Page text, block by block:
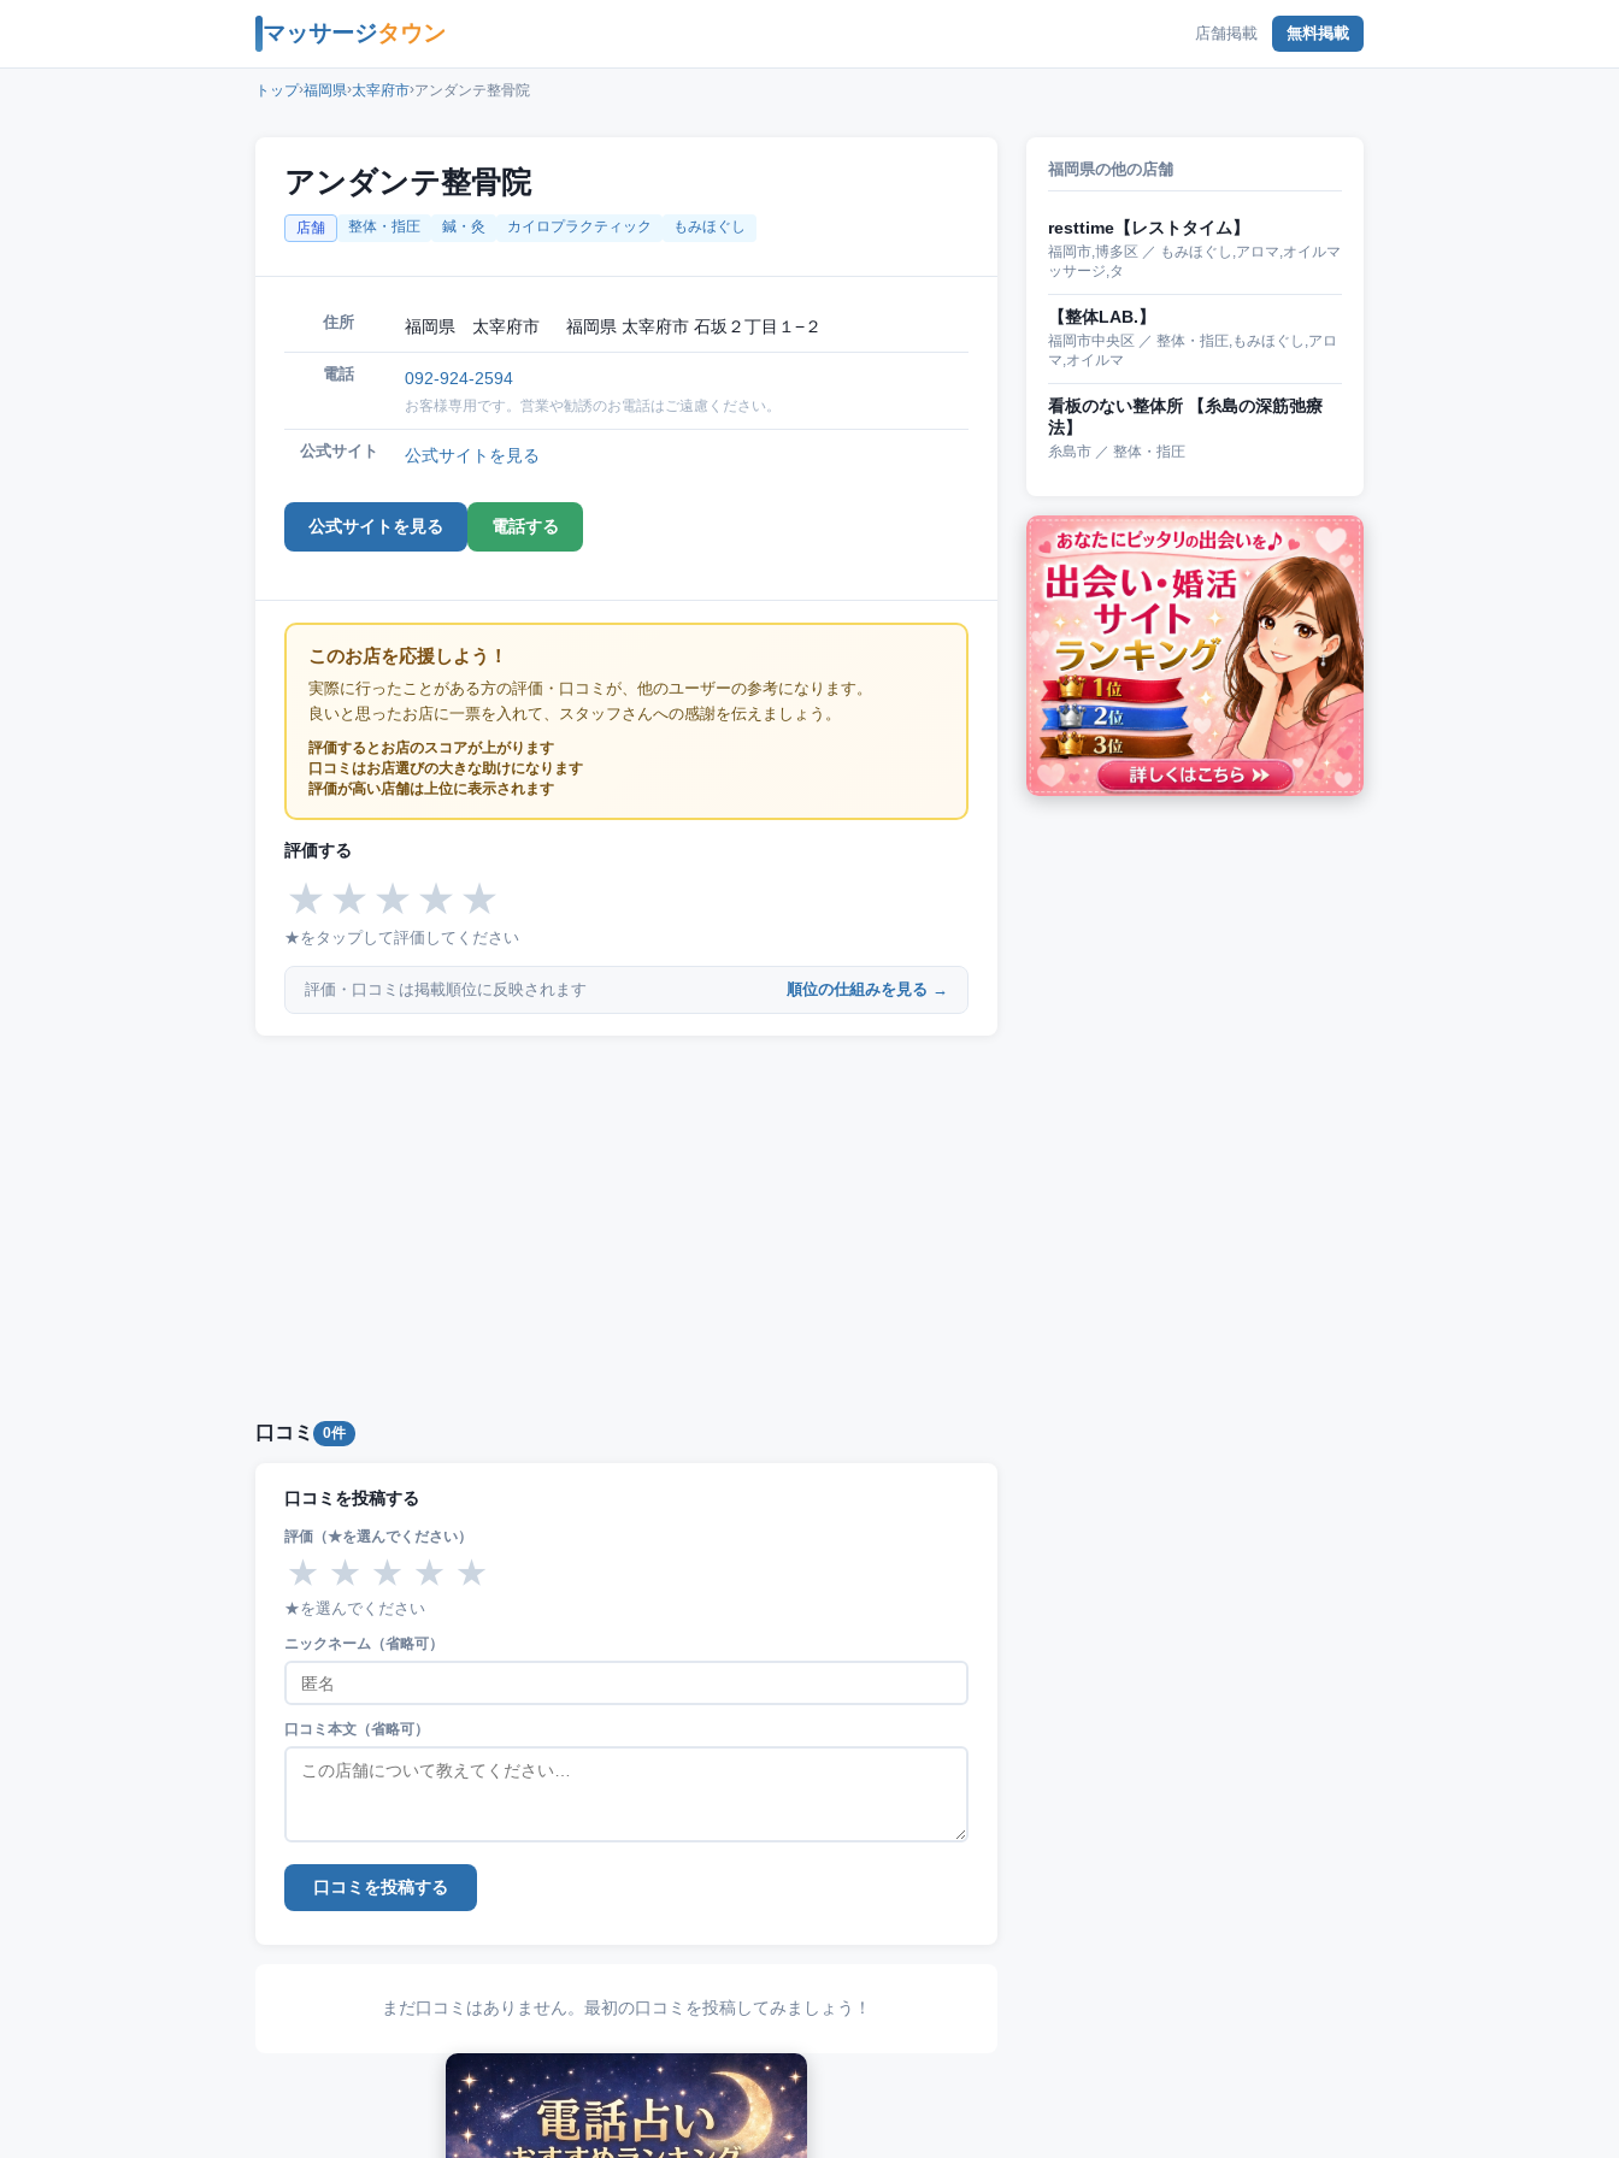
マッサージタウン 店舗掲載 無料掲載
トップ›福岡県›太宰府市›アンダンテ整骨院
アンダンテ整骨院
店舗 整体・指圧 鍼・灸 カイロプラクティック もみほぐし
住所 福岡県 太宰府市 福岡県 太宰府市 石坂２丁目１−２
電話 092-924-2594
お客様専用です。営業や勧誘のお電話はご遠慮ください。
公式サイト 公式サイトを見る
公式サイトを見る 電話する
このお店を応援しよう！
実際に行ったことがある方の評価・口コミが、他のユーザーの参考になります。
良いと思ったお店に一票を入れて、スタッフさんへの感謝を伝えましょう。
評価するとお店のスコアが上がります
口コミはお店選びの大きな助けになります
評価が高い店舗は上位に表示されます
評価する
★ ★ ★ ★ ★
★をタップして評価してください
評価・口コミは掲載順位に反映されます 順位の仕組みを見る →
口コミ 0件
口コミを投稿する
評価（★を選んでください）
★ ★ ★ ★ ★
★を選んでください
ニックネーム（省略可）
口コミ本文（省略可）
口コミを投稿する
まだ口コミはありません。最初の口コミを投稿してみましょう！
福岡県の他の店舗
resttime【レストタイム】
福岡市,博多区 ／ もみほぐし,アロマ,オイルマ
ッサージ,タ
【整体LAB.】
福岡市中央区 ／ 整体・指圧,もみほぐし,アロ
マ,オイルマ
看板のない整体所 【糸島の深筋弛療
法】
糸島市 ／ 整体・指圧